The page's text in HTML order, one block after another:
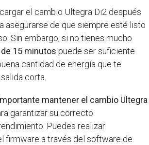
el cambio Ultegra Di2 después
asegurarse de que siempre esté listo
Sin embargo, si no tienes mucho
15 minutos puede ser suficiente
cantidad de energía que te
corta.
mantener el cambio Ultegra
garantizar su correcto
Puedes realizar
firmware a través del software de